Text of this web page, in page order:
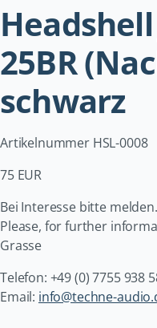
Headshell
25BR
schwarz
Artikelnummer HSL-0008
75 EUR
Bei Interesse bitte melden.
Please, for further
Grasse
Telefon: +49 (0) 7755 938
Email: info@techne-